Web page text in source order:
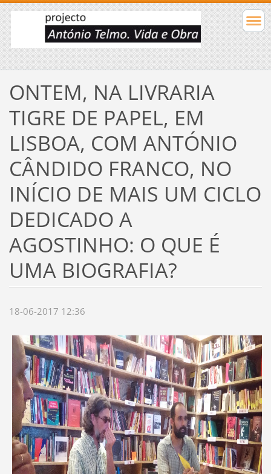
ONTEM, NA LIVRARIA
TIGRE DE PAPEL, EM
LISBOA, COM ANTÓNIO
CÂNDIDO FRANCO, NO
INÍCIO DE MAIS UM CICLO
DEDICADO A
AGOSTINHO: O QUE É
UMA BIOGRAFIA?
18-06-2017 12:36